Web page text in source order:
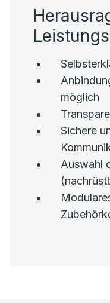
möglich
Sichere
Auswahl